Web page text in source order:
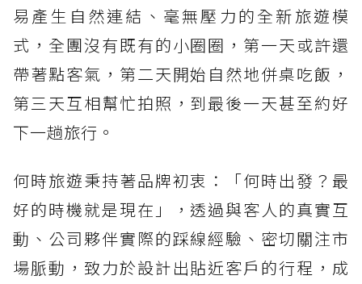
易產生自然連結、毫無壓力的全新旅遊模
式，全團沒有既有的小圈圈，第一天或許還
帶著點客氣，第二天開始自然地併桌吃飯，
第三天互相幫忙拍照，到最後一天甚至約好
下一趟旅行。
何時旅遊秉持著品牌初衷：「何時出發？最
好的時機就是現在」，透過與客人的真實互
動、公司夥伴實際的踩線經驗、密切關注市
場脈動，致力於設計出貼近客戶的行程，成